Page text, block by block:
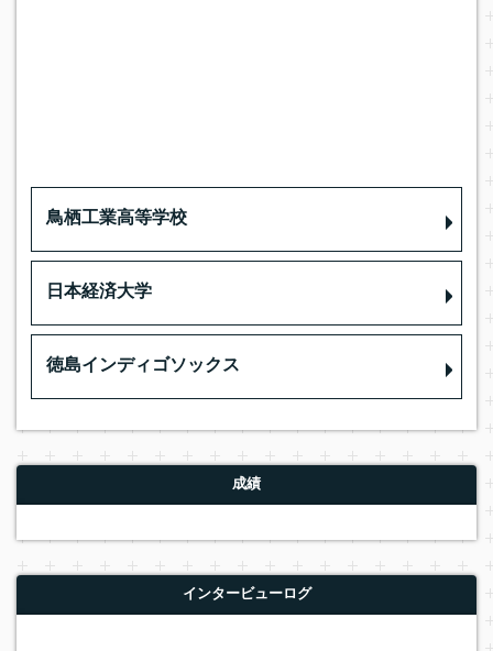
鳥栖工業高等学校
日本経済大学
徳島インディゴソックス
成績
インタービューログ